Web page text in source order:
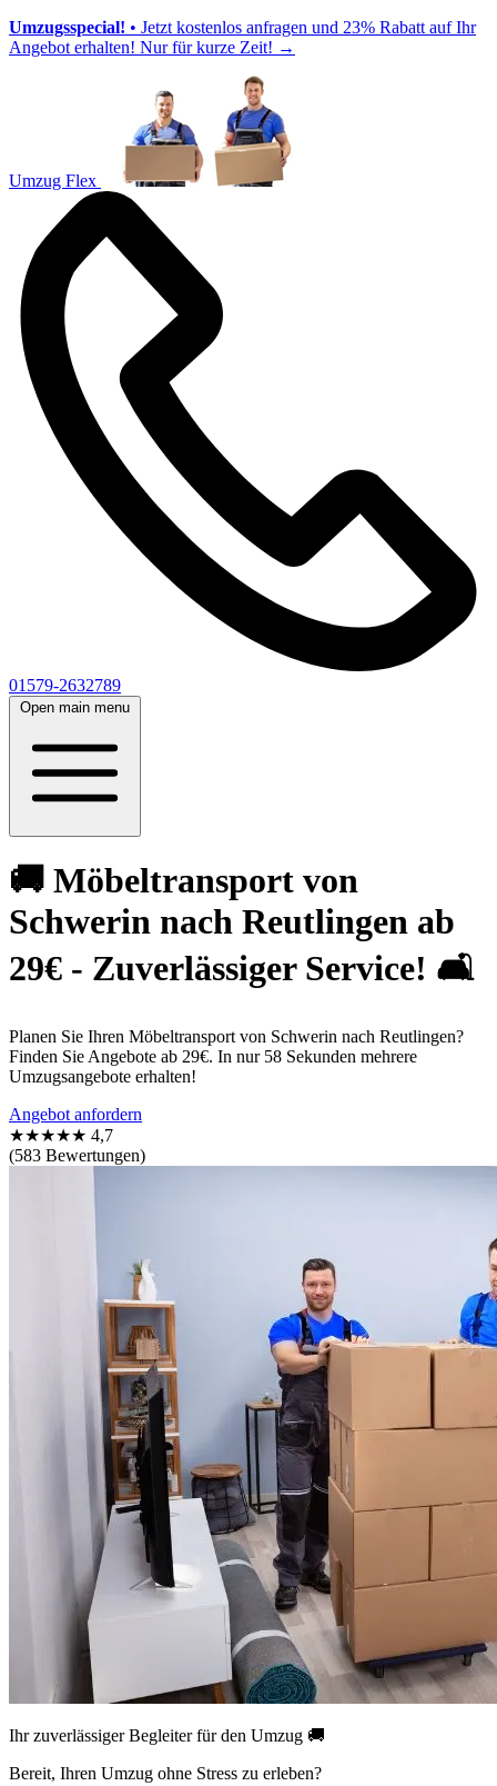
Umzugsspecial! • Jetzt kostenlos anfragen und 23% Rabatt auf Ihr
Angebot erhalten! Nur für kurze Zeit! →
Umzug Flex
01579-2632789
Open main menu
🚚 Möbeltransport von
Schwerin nach Reutlingen ab
29€ - Zuverlässiger Service! 🛋️
Planen Sie Ihren Möbeltransport von Schwerin nach Reutlingen?
Finden Sie Angebote ab 29€. In nur 58 Sekunden mehrere
Umzugsangebote erhalten!
Angebot anfordern
★★★★★ 4,7
(583 Bewertungen)
Ihr zuverlässiger Begleiter für den Umzug 🚚
Bereit, Ihren Umzug ohne Stress zu erleben?